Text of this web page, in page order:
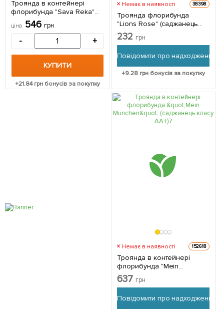
Троянда в контейнері
флорибунда "Sava Reka"
(саджанець класу АА+) 1
саджанець в упаковці
ціна 546 грн
- +
КУПИТИ
+21.84грн бонусів за покупку
Немає в наявності 38398
Троянда флорибунда
"Lions Rose" (саджанець
класу АА +) вищий сорт 1 шт
в упаковці
232 грн
Повідомити про надходження
+9.28грн бонусів за покупку
Немає в наявності 152618
Троянда в контейнері
флорибунда "Mein
Munchen" (саджанець класу
АА+) 1 саджанець в
637 грн
Повідомити про надходження